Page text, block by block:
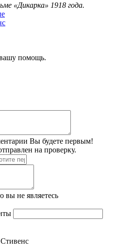
«Дикарка» 1918 года.
помощь.
Вы будете первым!
на проверку.
вы не являетесь